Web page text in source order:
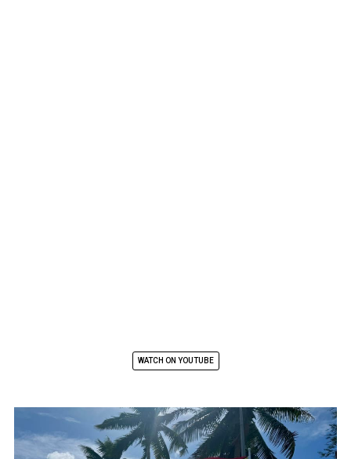
WATCH ON YOUTUBE